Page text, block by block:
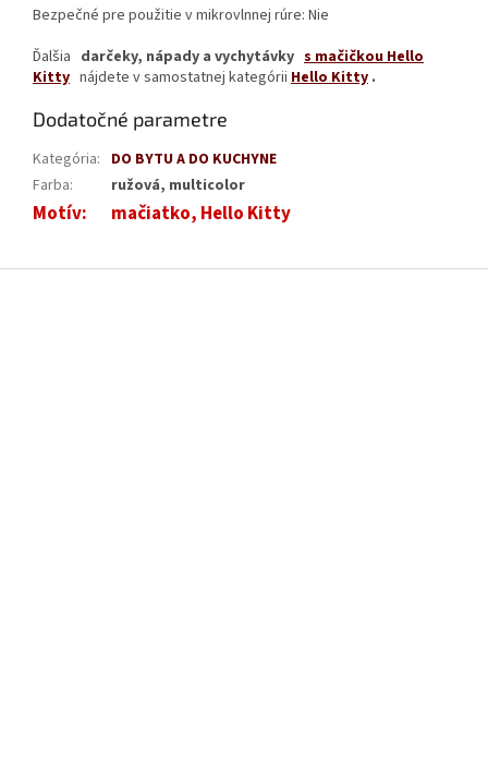
Bezpečné pre použitie v mikrovlnnej rúre: Nie
Ďalšia darčeky, nápady a vychytávky s mačičkou Hello
Kitty nájdete v samostatnej kategórii Hello Kitty .
Dodatočné parametre
Kategória: DO BYTU A DO KUCHYNE
Farba: ružová, multicolor
Motív: mačiatko, Hello Kitty